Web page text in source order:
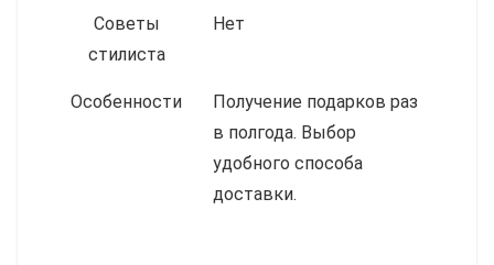
Советы
стилиста
Нет
Особенности
Получение подарков раз
в полгода. Выбор
удобного способа
доставки.